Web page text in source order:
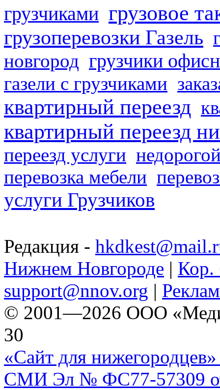
грузчиками грузовое
грузоперевозки Газель
новгород грузчики
газели с грузчиками
квартирный переезд
квартирный переезд
переезд услуги
перевозка мебели
услуги Грузчиков
Редакция -
Нижнем Новгороде | Кор.
support@nnov.org |
© 2001—2026 ООО
30
«Сайт для нижегородцев»
СМИ Эл № ФС77-57309